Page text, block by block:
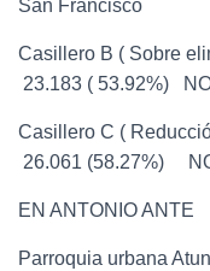
San Francisco
Casillero B ( Sobre
23.183 ( 53.92%)
Casillero C (
26.061 (58.27%)
EN ANTONIO ANTE
Parroquia urbana